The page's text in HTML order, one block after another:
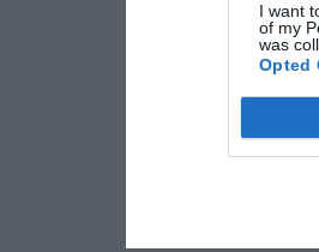
I want
of my
was
Opted